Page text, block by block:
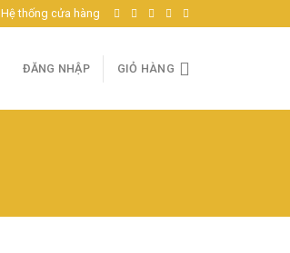
Hệ thống cửa hàng
ĐĂNG NHẬP GIỎ HÀNG